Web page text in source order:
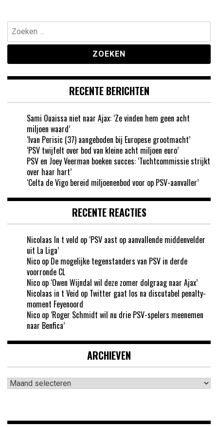
Zoeken
naar:
RECENTE BERICHTEN
Sami Ouaissa niet naar Ajax: ‘Ze vinden hem geen acht
miljoen waard’
‘Ivan Perisic (37) aangeboden bij Europese grootmacht’
‘PSV twijfelt over bod van kleine acht miljoen euro’
PSV en Joey Veerman boeken succes: ‘Tuchtcommissie strijkt
over haar hart’
‘Celta de Vigo bereid miljoenenbod voor op PSV-aanvaller’
RECENTE REACTIES
Nicolaas In t veld op ‘PSV aast op aanvallende middenvelder
uit La Liga’
Nico op De mogelijke tegenstanders van PSV in derde
voorronde CL
Nico op ‘Owen Wijndal wil deze zomer dolgraag naar Ajax’
Nicolaas in t Veid op Twitter gaat los na discutabel penalty-
moment Feyenoord
Nico op ‘Roger Schmidt wil nu drie PSV-spelers meenemen
naar Benfica’
ARCHIEVEN
Archieven